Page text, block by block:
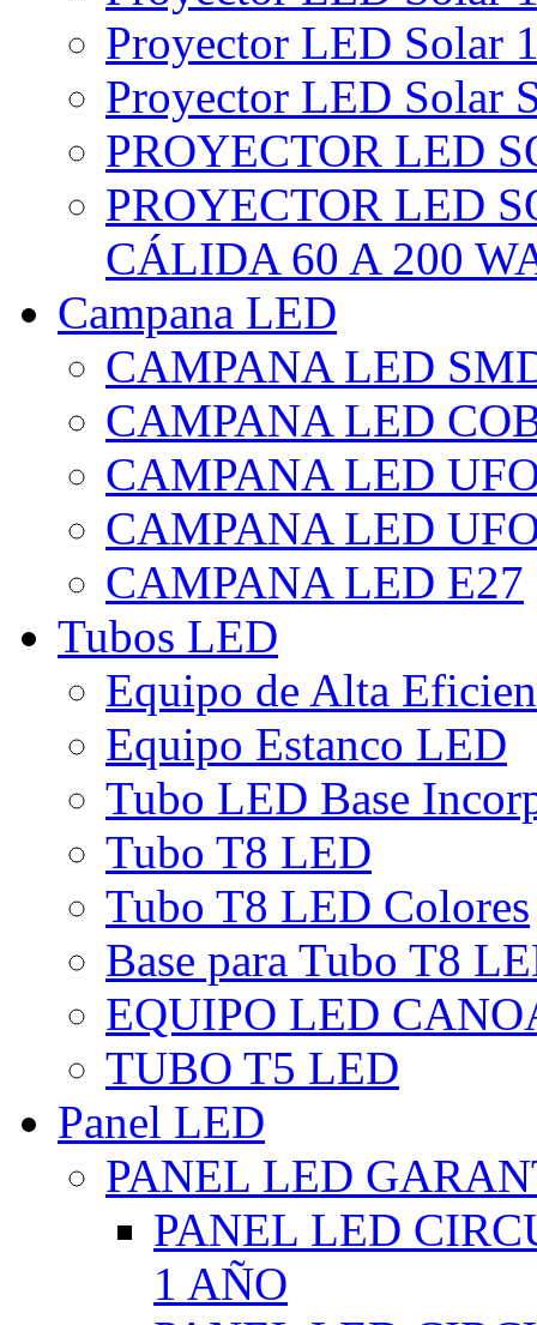
Proyector LED Solar
Proyector LED Solar
PROYECTOR LED
PROYECTOR LED
CÁLIDA 60 A 200
Campana LED
CAMPANA LED
CAMPANA LED
CAMPANA LED
CAMPANA LED
CAMPANA LED E27
Tubos LED
Equipo de Alta
Equipo Estanco LED
Tubo LED Base
Tubo T8 LED
Tubo T8 LED Colores
Base para Tubo T8
EQUIPO LED
TUBO T5 LED
Panel LED
PANEL LED
PANEL LED
1 AÑO